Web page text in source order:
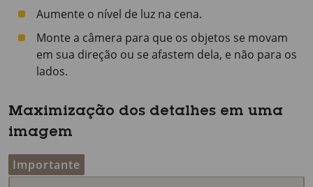
Aumente o nível de luz na cena.
Monte a câmera para que os objetos se movam
em sua direção ou se afastem dela, e não para os
lados.
Maximização dos detalhes em uma
imagem
Importante